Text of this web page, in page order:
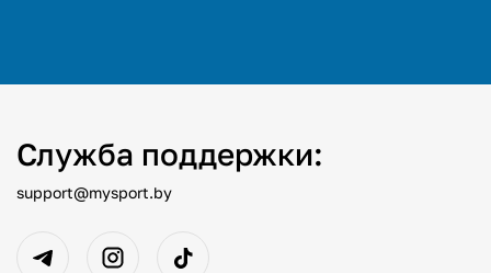
Служба поддержки:
support@mysport.by